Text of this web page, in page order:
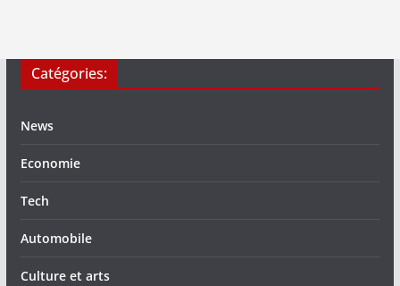
Catégories:
News
Economie
Tech
Automobile
Culture et arts